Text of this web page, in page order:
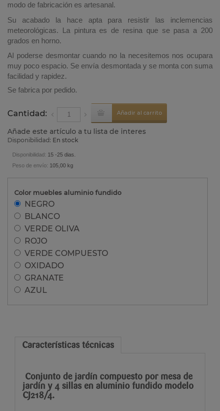
modo de fabricación es artesanal.
Su acabado la hace apta para resistir las inclemencias
meteorológicas. La pintura es de resina que se pasa a 200
grados en horno.
Al poderse desmontar cuando no la necesitemos nos ocupara
muy poco espacio. Se envía desmontada y se monta con suma
facilidad y rapidez.
Se fabrica por pedido.
Cantidad: Añadir al carrito
Añade este artículo a tu lista de interes
Disponibilidad: En stock
Disponibilidad: 15 -25 dias.
Peso de envío: 105,00 kg
Color muebles aluminio fundido
NEGRO
BLANCO
VERDE OLIVA
ROJO
VERDE COMPUESTO
OXIDADO
GRANATE
AZUL
Características técnicas
Conjunto de jardín compuesto por mesa de
jardín y 4 sillas en aluminio fundido modelo
CJ218/4.